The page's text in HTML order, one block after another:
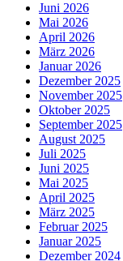
Juni 2026
Mai 2026
April 2026
März 2026
Januar 2026
Dezember 2025
November 2025
Oktober 2025
September 2025
August 2025
Juli 2025
Juni 2025
Mai 2025
April 2025
März 2025
Februar 2025
Januar 2025
Dezember 2024